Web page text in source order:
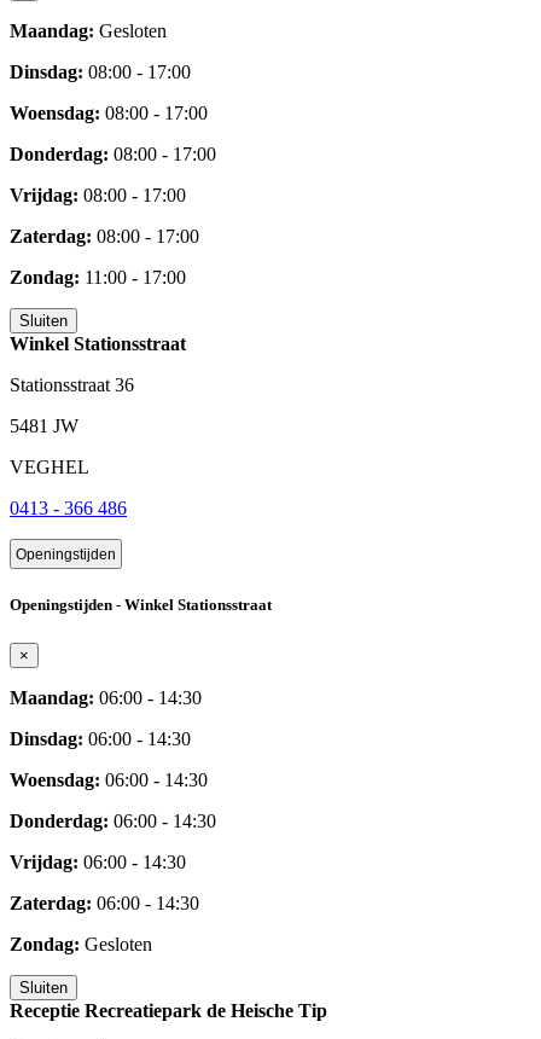
Maandag: Gesloten
Dinsdag: 08:00 - 17:00
Woensdag: 08:00 - 17:00
Donderdag: 08:00 - 17:00
Vrijdag: 08:00 - 17:00
Zaterdag: 08:00 - 17:00
Zondag: 11:00 - 17:00
Sluiten
Winkel Stationsstraat
Stationsstraat 36
5481 JW
VEGHEL
0413 - 366 486
Openingstijden
Openingstijden - Winkel Stationsstraat
×
Maandag: 06:00 - 14:30
Dinsdag: 06:00 - 14:30
Woensdag: 06:00 - 14:30
Donderdag: 06:00 - 14:30
Vrijdag: 06:00 - 14:30
Zaterdag: 06:00 - 14:30
Zondag: Gesloten
Sluiten
Receptie Recreatiepark de Heische Tip